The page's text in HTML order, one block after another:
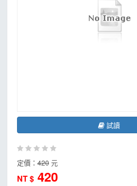
試讀
定價： 420 元
NT $ 420